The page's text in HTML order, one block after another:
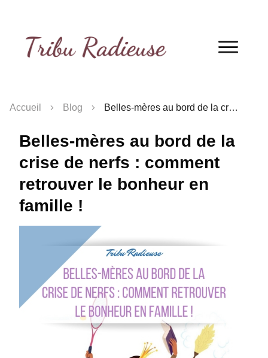
Accueil Blog Belles-mères au bord de la crise de nerfs : comment retrouver le bonheur en famille !
Belles-mères au bord de la
crise de nerfs : comment
retrouver le bonheur en
famille !